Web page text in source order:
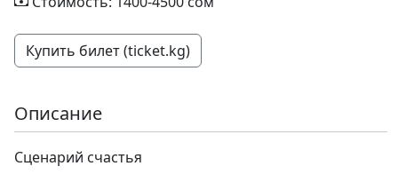
Купить билет (ticket.kg)
Описание
Сценарий счастья